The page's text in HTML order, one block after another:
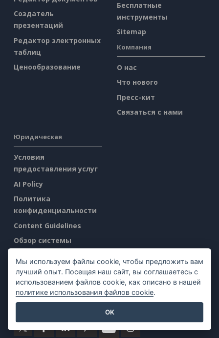
Создатель
презентаций
Редактор электронных
таблиц
Ценообразование
Бесплатные
инструменты
Sitemap
Компания
О нас
Что нового
Пресс-кит
Связаться с нами
Юридическая
Условия
предоставления услуг
AI Policy
Политика
конфиденциальности
Content Guidelines
Обзор системы
Сообщить о
злоупотреблении
Найти нас на
Мы используем файлы cookie, чтобы предложить вам
лучший опыт. Посещая наш сайт, вы соглашаетесь с
использованием файлов cookie, как описано в нашей
политике использования файлов cookie.
OK